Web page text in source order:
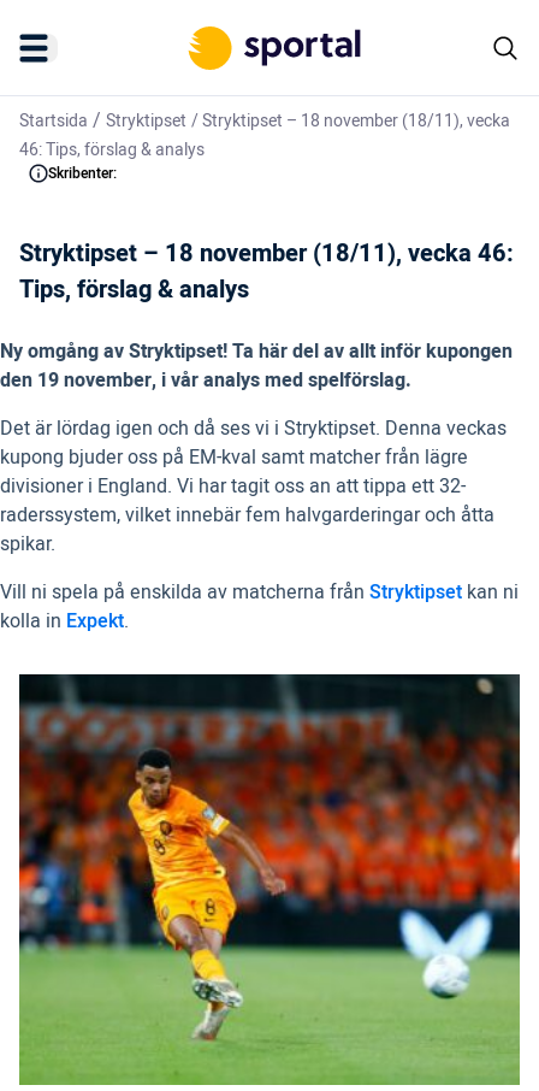
Startsida / Stryktipset /Stryktipset – 18 november (18/11), vecka
46: Tips, förslag & analys
Skribenter:
Stryktipset – 18 november (18/11), vecka 46:
Tips, förslag & analys
Ny omgång av Stryktipset! Ta här del av allt inför kupongen
den 19 november, i vår analys med spelförslag.
Det är lördag igen och då ses vi i Stryktipset. Denna veckas
kupong bjuder oss på EM-kval samt matcher från lägre
divisioner i England. Vi har tagit oss an att tippa ett 32-
raderssystem, vilket innebär fem halvgarderingar och åtta
spikar.
Vill ni spela på enskilda av matcherna från Stryktipset kan ni
kolla in Expekt.